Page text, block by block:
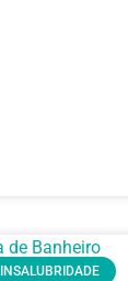
INSALUBRIDADE